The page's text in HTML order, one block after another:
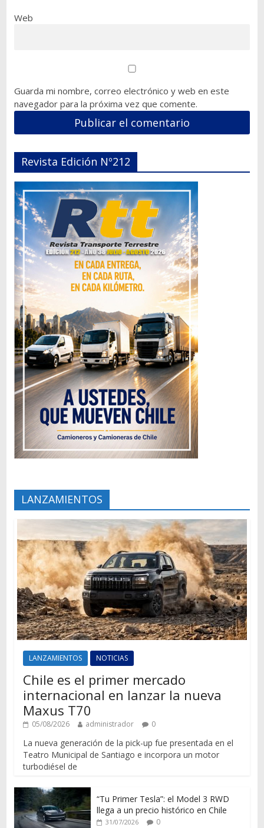
Web
Guarda mi nombre, correo electrónico y web en este
navegador para la próxima vez que comente.
Revista Edición Nº212
LANZAMIENTOS
LANZAMIENTOS NOTICIAS
Chile es el primer mercado
internacional en lanzar la nueva
Maxus T70
05/08/2026 administrador 0
La nueva generación de la pick-up fue presentada en el
Teatro Municipal de Santiago e incorpora un motor
turbodiésel de
“Tu Primer Tesla”: el Model 3 RWD
llega a un precio histórico en Chile
31/07/2026 0